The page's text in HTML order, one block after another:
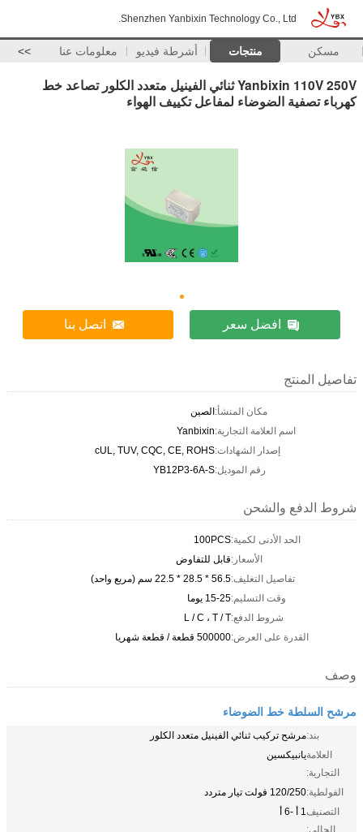
Shenzhen Yanbixin Technology Co., Ltd.
مسكن منتجات أشرطة فيديو معلومات عنا >>
Yanbixin 110V 250V ثنائي الفينيل متعدد الكلور تصاعد خط
كهرباء تصفية الضوضاء لمفاعل تكييف الهواء
افضل سعر اتصل بنا
تفاصيل المنتج
مكان المنشأ:الصين
اسم العلامة التجارية:Yanbixin
إصدار الشهادات:cUL, TUV, CQC, CE, ROHS
رقم الموديل:YB12P3-6A-S
شروط الدفع والشحن
الحد الأدنى لكمية:100PCS
الأسعار:قابل للتفاوض
تفاصيل التغليف:56.5 * 28.5 * 22.5 سم (مربع واحد)
وقت التسليم:15-25 يوما
شروط الدفع:L / C ، T / T
القدرة على العرض:500000 قطعة / قطعة شهريا
وصف
مرشح السلطة خط الضوضاء
بند:مرشح تركيب ثنائي الفينيل متعدد الكلور
العلامة
التجارية:
يانبيكسين
الفولطية:120/250 فولت تيار متردد
التصنيف
الحالي:
1 أ -6 أ